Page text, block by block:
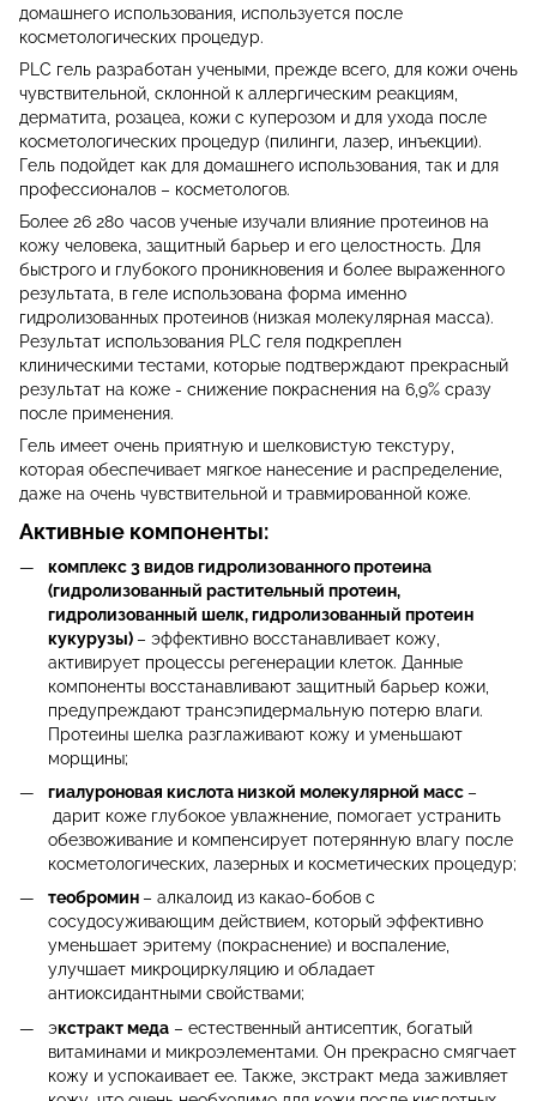
домашнего использования, используется после
косметологических процедур.
PLC гель разработан учеными, прежде всего, для кожи очень
чувствительной, склонной к аллергическим реакциям,
дерматита, розацеа, кожи с куперозом и для ухода после
косметологических процедур (пилинги, лазер, инъекции).
Гель подойдет как для домашнего использования, так и для
профессионалов – косметологов.
Более 26 280 часов ученые изучали влияние протеинов на
кожу человека, защитный барьер и его целостность. Для
быстрого и глубокого проникновения и более выраженного
результата, в геле использована форма именно
гидролизованных протеинов (низкая молекулярная масса).
Результат использования PLC геля подкреплен
клиническими тестами, которые подтверждают прекрасный
результат на коже - снижение покраснения на 6,9% сразу
после применения.
Гель имеет очень приятную и шелковистую текстуру,
которая обеспечивает мягкое нанесение и распределение,
даже на очень чувствительной и травмированной коже.
Активные компоненты:
комплекс 3 видов гидролизованного протеина
(гидролизованный растительный протеин,
гидролизованный шелк, гидролизованный протеин
кукурузы) – эффективно восстанавливает кожу,
активирует процессы регенерации клеток. Данные
компоненты восстанавливают защитный барьер кожи,
предупреждают трансэпидермальную потерю влаги.
Протеины шелка разглаживают кожу и уменьшают
морщины;
гиалуроновая кислота низкой молекулярной масс –
дарит коже глубокое увлажнение, помогает устранить
обезвоживание и компенсирует потерянную влагу после
косметологических, лазерных и косметических процедур;
теобромин – алкалоид из какао-бобов с
сосудосуживающим действием, который эффективно
уменьшает эритему (покраснение) и воспаление,
улучшает микроциркуляцию и обладает
антиоксидантными свойствами;
экстракт меда – естественный антисептик, богатый
витаминами и микроэлементами. Он прекрасно смягчает
кожу и успокаивает ее. Также, экстракт меда заживляет